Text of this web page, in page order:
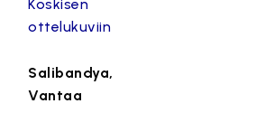
Koskisen
ottelukuviin
Salibandya,
Vantaa